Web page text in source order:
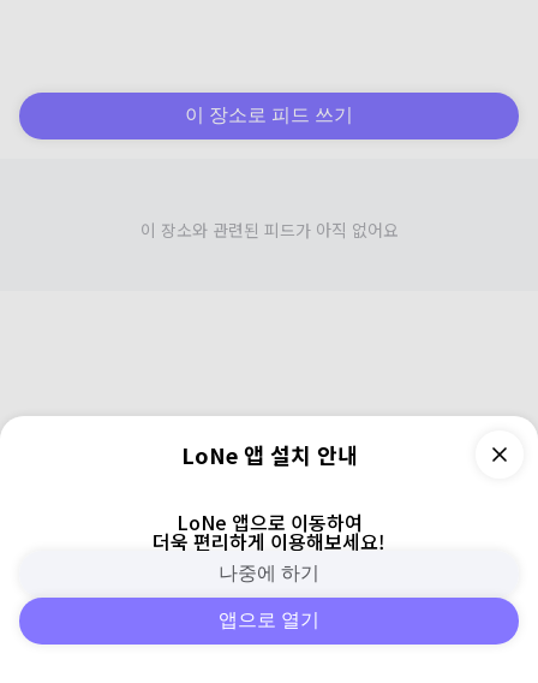
이 장소로 피드 쓰기
이 장소와 관련된 피드가 아직 없어요
피드 주변 검색 로그인
LoNe 앱 설치 안내
LoNe 앱으로 이동하여
더욱 편리하게 이용해보세요!
나중에 하기
앱으로 열기